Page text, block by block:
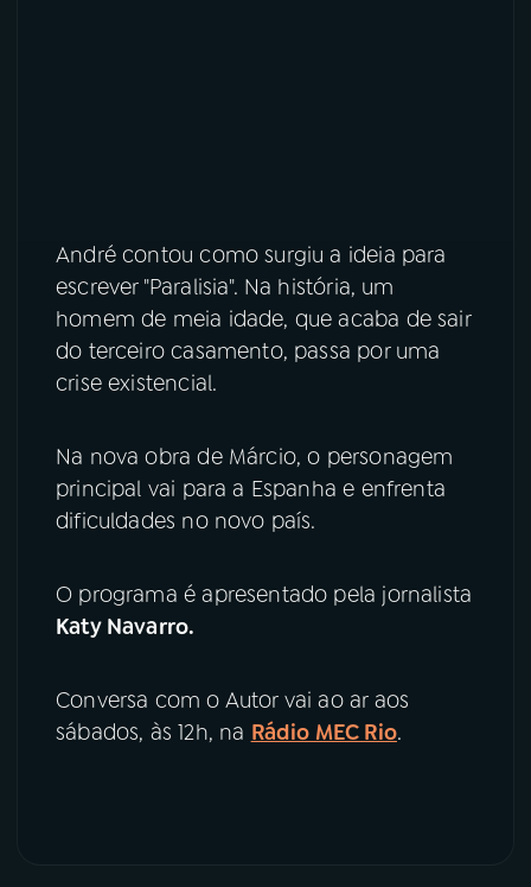
André contou como surgiu a ideia para
escrever "Paralisia". Na história, um
homem de meia idade, que acaba de sair
do terceiro casamento, passa por uma
crise existencial.
Na nova obra de Márcio, o personagem
principal vai para a Espanha e enfrenta
dificuldades no novo país.
O programa é apresentado pela jornalista
Katy Navarro.
Conversa com o Autor vai ao ar aos
sábados, às 12h, na Rádio MEC Rio.